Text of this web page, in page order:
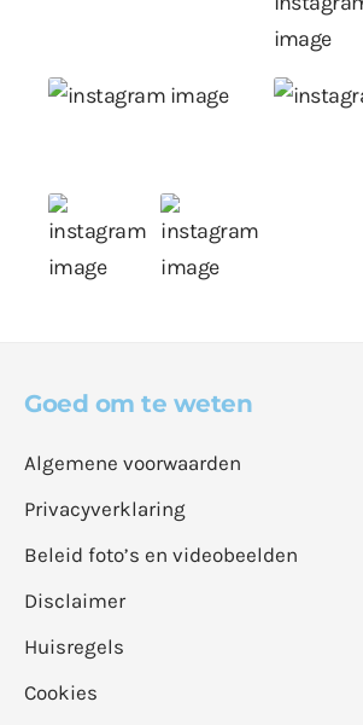
Goed om te weten
Algemene voorwaarden
Privacyverklaring
Beleid foto’s en videobeelden
Disclaimer
Huisregels
Cookies